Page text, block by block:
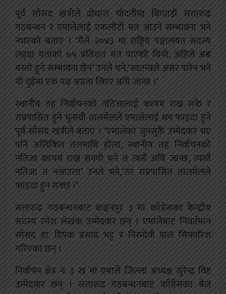
पूर्व साँसद खत्रीले दोधारा चाँदनीमा विगतझैं सत्तारुढ
गठबन्धन र एमालेलाई एकलौटी मत आउने सम्भावना भने
नभएको बताए । ‘मैले २०४३ मा राष्ट्रिय पञ्चालयत सदस्य
लड्दा यताको ७५ प्रतिशत मत पाएको थियो, अहिले अब
यस्तो हुने सम्भावना छैन’ उनले भने,‘स्वतन्त्रले असर पारेन भने
यी दुईमा एक पक्ष अग्रता लिएर अघि जान्छ ।’
स्थानीय तह निर्वाचनको नतिजालाई कायम राख्न सके र
राप्रपासित हुने चुनावी तालमेलले एमालेलाई थप फाइदा हुने
पूर्व साँसद खत्रीले बताए । ‘एमालेका जुनसुकै उम्मेदवार भए
पनि अलिकित तलमाथि होला, स्थानीय तह निर्वाचनको
नतिजा कायम राख्न सक्यो भने त त्यसै अघि जान्छ, त्यस्तै
नतिजा त नआउला’ उनले भने,‘तर राप्रपासित तालमेलले
फाइदा हुन सक्छ ।’
सत्तारुढ गठबन्धनबाट कञ्चनपुर ३ मा काँग्रेसका केन्द्रीय
सदस्य रमेश लेखक उम्मेदवार छन् । एमालेबाट निवर्तमान
साँसद डा. दिपक प्रसाद भट्ट र निरुदेवी पाल सिफारिश
गरिएका छन् ।
निर्वाचन क्षेत्र नं. ३ ख मा एमाले जिल्ला अध्यक्ष सुरेन्द्र विष्ट
उम्मेदवार छन् । सत्तारुढ गठबन्धनबाट काँग्रेसका बेल